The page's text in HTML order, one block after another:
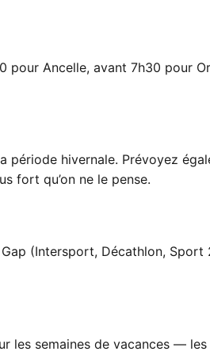
pour Ancelle, avant 7h30 pour
période hivernale. Prévoyez
fort qu’on ne le pense.
(Intersport, Décathlon,
les semaines de vacances —